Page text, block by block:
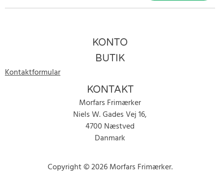
KONTO
BUTIK
Kontaktformular
KONTAKT
Morfars Frimærker
Niels W. Gades Vej 16,
4700 Næstved
Danmark
Copyright © 2026 Morfars Frimærker.